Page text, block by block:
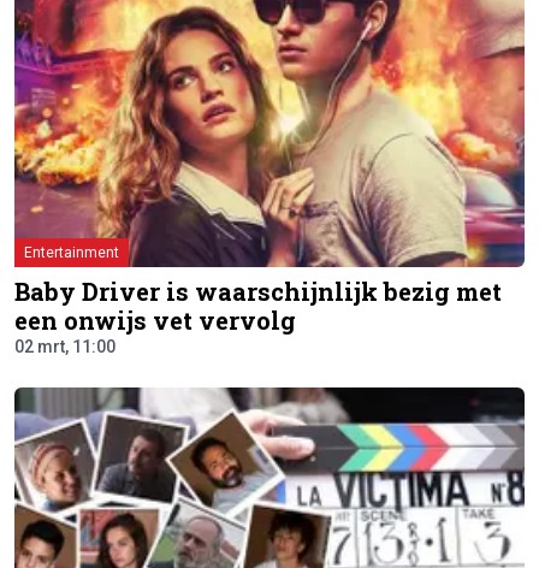
Entertainment
Baby Driver is waarschijnlijk bezig met
een onwijs vet vervolg
02 mrt, 11:00